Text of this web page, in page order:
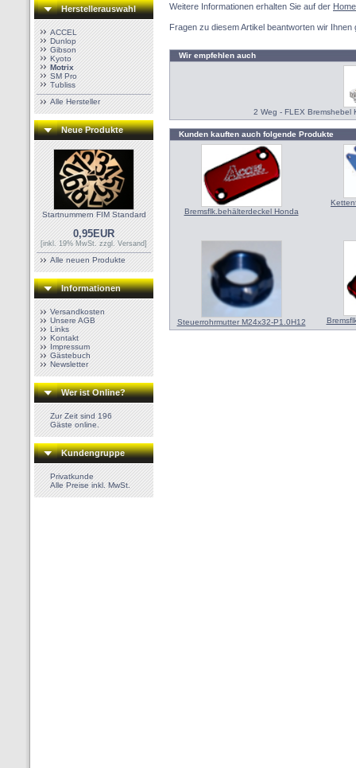
Herstellerauswahl
ACCEL
Dunlop
Gibson
Kyoto
Motrix
SM Pro
Tubliss
Alle Hersteller
Neue Produkte
Startnummern FIM Standard
0,95EUR
[inkl. 19% MwSt. zzgl.Versand]
Alle neuen Produkte
Informationen
Versandkosten
Unsere AGB
Links
Kontakt
Impressum
Gästebuch
Newsletter
Wer ist Online?
Zur Zeit sind 196
Gäste online.
Kundengruppe
Privatkunde
Alle Preise inkl. MwSt.
Weitere Informationen erhalten Sie auf der
Fragen zu diesem Artikel beantworten wir
Wir empfehlen auch
2 Weg - FLEX Bremshebel
Kunden kauften auch folgende Produkte
Bremsflk.behälterdeckel Honda
Steuerrohrmutter M24x32-P1.0H12